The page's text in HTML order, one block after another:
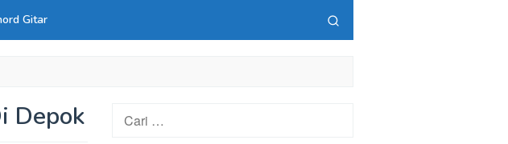
Gitar
Depok
Cari